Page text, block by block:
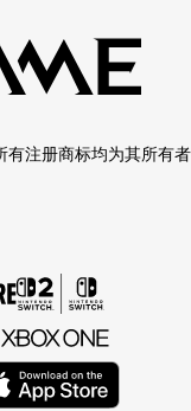
有注册商标均为其所有者